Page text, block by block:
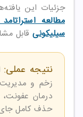
جزئیات این
مطالعه
سیلیکونی قابل
نتیجه عملی:
زخم و مدیریت
درمان
حذف کامل